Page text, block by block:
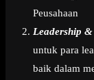
Peusahaan
Leadership
untuk para
baik dalam